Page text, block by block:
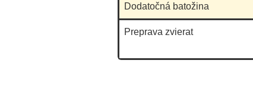
Dodatočná batožina
Preprava zvierat